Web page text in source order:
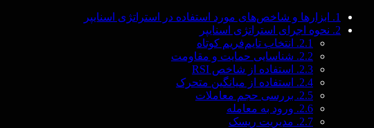
1.
ابزارها و شاخص‌های مورد استفاده در استراتژی اسنایپر
2. نحوه اجرای استراتژی اسنایپر
2.1.
انتخاب تایم‌فریم کوتاه
2.2. شناسایی حمایت و مقاومت
2.3.
استفاده از شاخص RSI
2.4.
استفاده از میانگین متحرک
2.5. بررسی حجم معاملات
2.6. ورود به معامله
2.7. مدیریت ریسک